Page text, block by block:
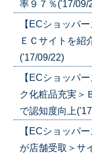
率９７％('17/09/
【ECショッパ
ＥＣサイトを紹
('17/09/22)
【ECショッパ
ク化粧品充実＞
で認知度向上
【ECショッパ
が店舗受取＞サ